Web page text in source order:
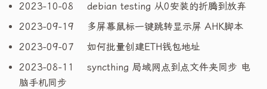
2023-10-08
debian testing 从0安装的折腾到放弃
2023-09-19
多屏幕鼠标一键跳转显示屏 AHK脚本
2023-09-07
如何批量创建ETH钱包地址
2023-08-11
syncthing 局域网点到点文件夹同步 电
脑手机同步